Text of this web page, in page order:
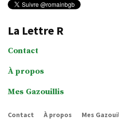
La Lettre R
Contact
À propos
Mes Gazouillis
Contact À propos Mes